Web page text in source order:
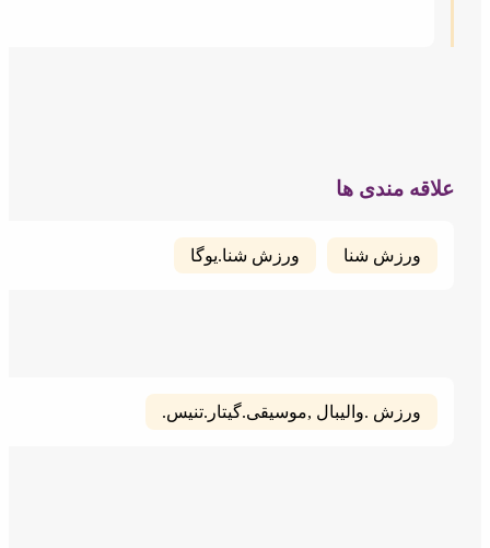
مندی ها
ورزش شنا ورزش شنا.یوگا
ورزش .والیبال ,موسیقی.گیتار.تنیس.